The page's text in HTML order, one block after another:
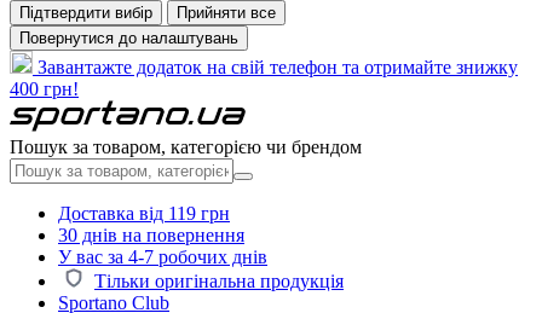
Підтвердити вибір
Прийняти все
Повернутися до налаштувань
Завантажте додаток на свій телефон та отримайте знижку
400 грн!
Пошук за товаром, категорією чи брендом
Доставка від 119 грн
30 днів на повернення
У вас за 4-7 робочих днів
Тільки оригінальна продукція
Sportano Club